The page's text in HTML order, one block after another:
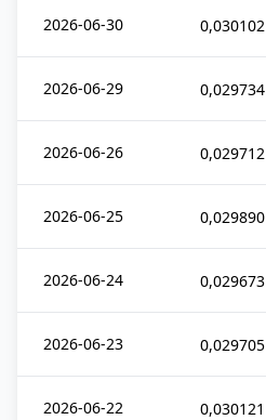
2026-06-30 0,030102
2026-06-29 0,029734
2026-06-26 0,029712
2026-06-25 0,029890
2026-06-24 0,029673
2026-06-23 0,029705
2026-06-22 0,030121